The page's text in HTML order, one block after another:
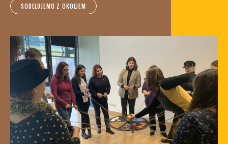
SODELUJEMO Z OKOLJEM